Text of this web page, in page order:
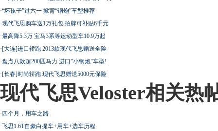
·“坏孩子”过六一 掀背“钢炮”车型推荐
·现代飞思购车送1万礼包 拍牌可补贴6千元
·最高降5.3万 宝马3系等运动型车10.9万起
·[大连]进口轿跑 2013款现代飞思赠送全险
·盘点八款超200匹马力 进口"小钢炮"车型!
·[长春]时尚轿跑 现代飞思赠送5000元保险
现代飞思Veloster相关热
·四个月，用车之路
·飞思1.6T自豪白提车+用车+选车历程